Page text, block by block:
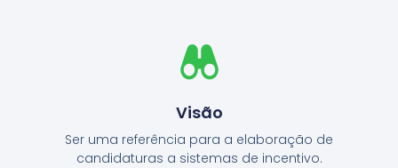
Visão
Ser uma referência para a elaboração de
candidaturas a sistemas de incentivo.